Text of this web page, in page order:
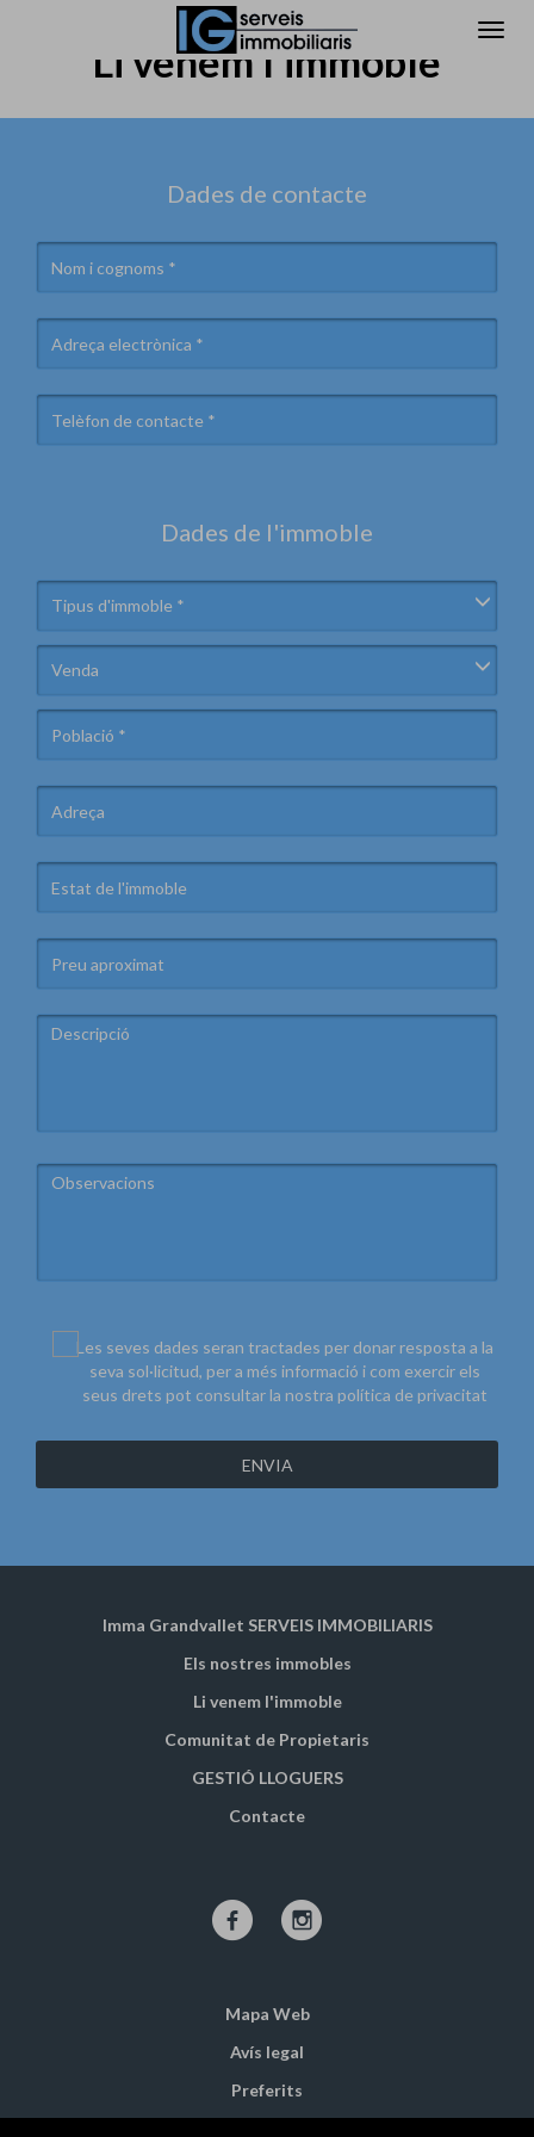
Li venem l'immoble
Dades de contacte
Dades de l'immoble
Tipus d'immoble *
Venda
Les seves dades seran tractades per donar resposta a la
seva sol·licitud, per a més informació i com exercir els
seus drets pot consultar la nostra política de privacitat
ENVIA
Imma Grandvallet SERVEIS IMMOBILIARIS
Els nostres immobles
Li venem l'immoble
Comunitat de Propietaris
GESTIÓ LLOGUERS
Contacte
Mapa Web
Avís legal
Preferits